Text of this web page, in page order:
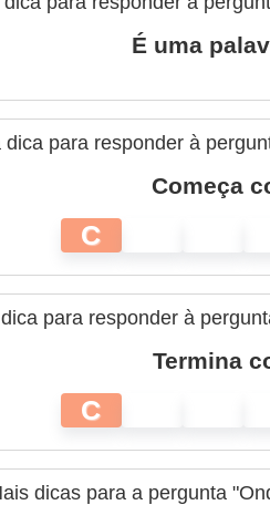
É uma
dica para responder à
Começa
C
para responder à
Termina
C
dicas para a pergunta